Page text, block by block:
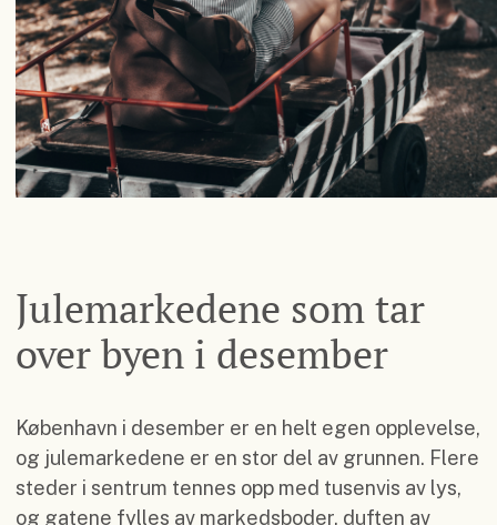
Julemarkedene som tar
over byen i desember
København i desember er en helt egen opplevelse,
og julemarkedene er en stor del av grunnen. Flere
steder i sentrum tennes opp med tusenvis av lys,
og gatene fylles av markedsboder, duften av